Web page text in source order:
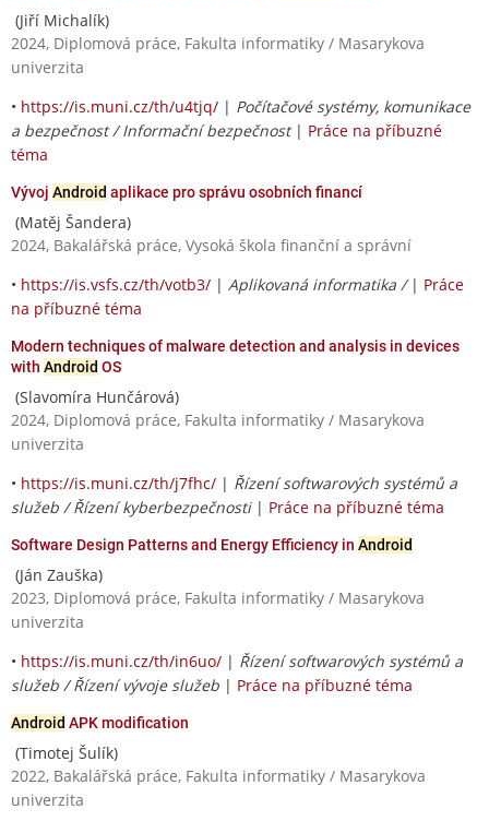
(Jiří Michalík)
2024, Diplomová práce, Fakulta informatiky / Masarykova
univerzita
• https://is.muni.cz/th/u4tjq/ | Počítačové systémy, komunikace
a bezpečnost / Informační bezpečnost| Práce na příbuzné
téma
Vývoj Android aplikace pro správu osobních financí
(Matěj Šandera)
2024, Bakalářská práce, Vysoká škola finanční a správní
• https://is.vsfs.cz/th/votb3/ | Aplikovaná informatika / | Práce
na příbuzné téma
Modern techniques of malware detection and analysis in devices
with Android OS
(Slavomíra Hunčárová)
2024, Diplomová práce, Fakulta informatiky / Masarykova
univerzita
• https://is.muni.cz/th/j7fhc/ | Řízení softwarových systémů a
služeb / Řízení kyberbezpečnosti| Práce na příbuzné téma
Software Design Patterns and Energy Efficiency in Android
(Ján Zauška)
2023, Diplomová práce, Fakulta informatiky / Masarykova
univerzita
• https://is.muni.cz/th/in6uo/ | Řízení softwarových systémů a
služeb / Řízení vývoje služeb | Práce na příbuzné téma
Android APK modification
(Timotej Šulík)
2022, Bakalářská práce, Fakulta informatiky / Masarykova
univerzita